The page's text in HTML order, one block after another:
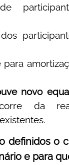
dos
para
novo
da
definidos o
e para